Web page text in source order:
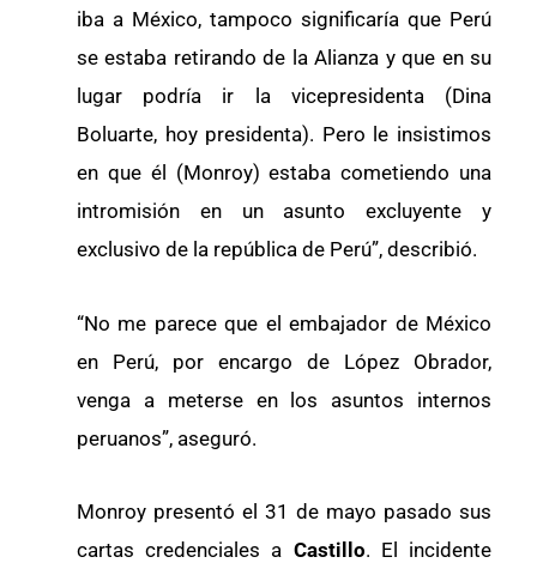
iba a México, tampoco significaría que Perú
se estaba retirando de la Alianza y que en su
lugar podría ir la vicepresidenta (Dina
Boluarte, hoy presidenta). Pero le insistimos
en que él (Monroy) estaba cometiendo una
intromisión en un asunto excluyente y
exclusivo de la república de Perú”, describió.
“No me parece que el embajador de México
en Perú, por encargo de López Obrador,
venga a meterse en los asuntos internos
peruanos”, aseguró.
Monroy presentó el 31 de mayo pasado sus
cartas credenciales a Castillo. El incidente